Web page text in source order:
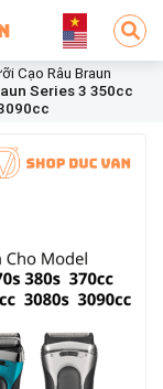
Cạo Râu Braun
Series 3 350cc